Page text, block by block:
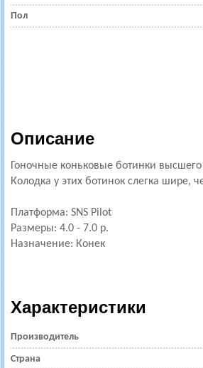
Пол
Описание
Гоночные коньковые ботинки
Колодка у этих ботинок слегка шире,
Платформа: SNS Pilot
Размеры: 4.0 - 7.0 р.
Назначение: Конек
Характеристики
Производитель
Страна